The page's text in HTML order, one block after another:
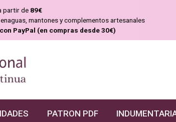
partir de 89€
mantones y complementos artesanales
PayPal (en compras desde 30€)
PATRON PDF